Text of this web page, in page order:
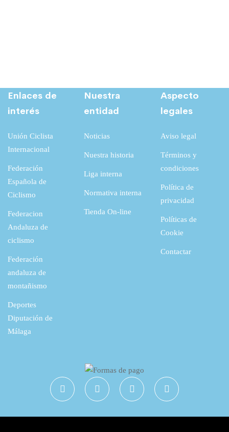
Enlaces de
interés
Unión Ciclista
Internacional
Federación
Española de
Ciclismo
Federacion
Andaluza de
ciclismo
Federación
andaluza de
montañismo
Deportes
Diputación de
Málaga
Nuestra
entidad
Noticias
Nuestra historia
Liga interna
Normativa interna
Tienda On-line
Aspecto
legales
Aviso legal
Términos y
condiciones
Política de
privacidad
Políticas de
Cookie
Contactar